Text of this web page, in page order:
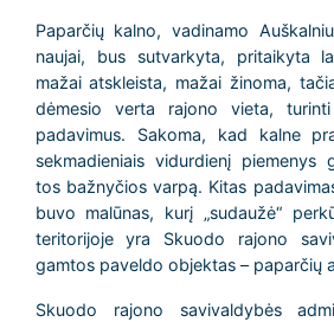
Paparčių kalno, vadinamo
naujai, bus sutvarkyta, pritaikyta
mažai atskleista, mažai žinoma,
dėmesio verta rajono vieta,
padavimus. Sakoma, kad kalne
sekmadieniais vidurdienį piemenys
tos bažnyčios varpą. Kitas
buvo malūnas, kurį „sudaužė“
teritorijoje yra Skuodo rajono
gamtos paveldo objektas – paparčių
Skuodo rajono savivaldybės